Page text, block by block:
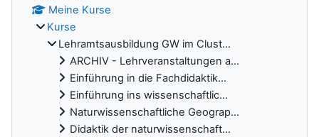
Meine Kurse
Kurse
Lehramtsausbildung GW im Clust...
ARCHIV - Lehrveranstaltungen a...
Einführung in die Fachdidaktik...
Einführung ins wissenschaftlic...
Naturwissenschaftliche Geograp...
Didaktik der naturwissenschaft...